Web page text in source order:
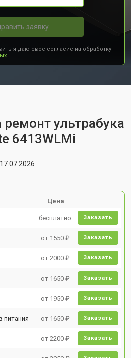
заявку
я даю свое согласие на обработку
ультрабука
6413WLMi
Цена
бесплатно Заказать
от 1550 ₽ Заказать
от 2000 ₽ Заказать
от 1650 ₽ Заказать
от 1950 ₽ Заказать
питания от 1650 ₽ Заказать
от 2200 ₽ Заказать